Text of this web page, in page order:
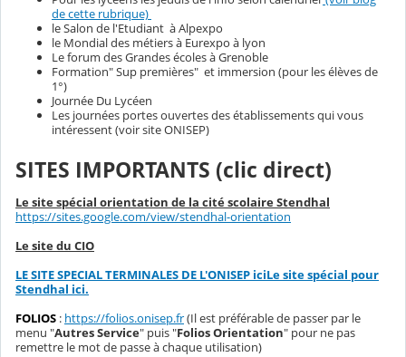
de cette rubrique)
le Salon de l'Etudiant à Alpexpo
le Mondial des métiers à Eurexpo à lyon
Le forum des Grandes écoles à Grenoble
Formation" Sup premières" et immersion (pour les élèves de
1°)
Journée Du Lycéen
Les journées portes ouvertes des établissements qui vous
intéressent (voir site ONISEP)
SITES IMPORTANTS (clic direct)
Le site spécial orientation de la cité scolaire Stendhal
https://sites.google.com/view/stendhal-orientation
Le site du CIO
LE SITE SPECIAL TERMINALES DE L'ONISEP iciLe site spécial pour
Stendhal ici.
FOLIOS : https://folios.onisep.fr(Il est préférable de passer par le
menu "Autres Service" puis "Folios Orientation" pour ne pas
remettre le mot de passe à chaque utilisation)